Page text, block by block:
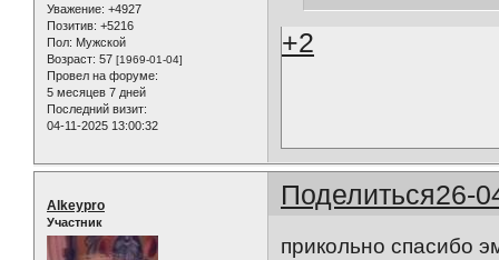
Уважение: +4927
Позитив: +5216
Пол: Мужской
Возраст: 57 [1969-01-04]
Провел на форуме:
5 месяцев 7 дней
Последний визит:
04-11-2025 13:00:32
+2
Поделиться26-
Alkeypro
Участник
прикольно спасибо